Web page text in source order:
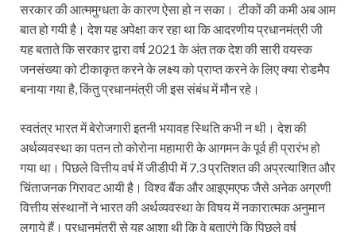
सरकार की आत्ममुग्धता के कारण ऐसा हो न सका। टीकों की कमी अब आम
बात हो गयी है। देश यह अपेक्षा कर रहा था कि आदरणीय प्रधानमंत्री जी
यह बताते कि सरकार द्वारा वर्ष 2021 के अंत तक देश की सारी वयस्क
जनसंख्या को टीकाकृत करने के लक्ष्य को प्राप्त करने के लिए क्या रोडमैप
बनाया गया है, किंतु प्रधानमंत्री जी इस संबंध में मौन रहे।
स्वतंत्र भारत में बेरोजगारी इतनी भयावह स्थिति कभी न थी। देश की
अर्थव्यवस्था का पतन तो कोरोना महामारी के आगमन के पूर्व ही प्रारंभ हो
गया था। पिछले वित्तीय वर्ष में जीडीपी में 7.3 प्रतिशत की अप्रत्याशित और
चिंताजनक गिरावट आयी है। विश्व बैंक और आइएमएफ जैसे अनेक अग्रणी
वित्तीय संस्थानों ने भारत की अर्थव्यवस्था के विषय में नकारात्मक अनुमान
लगाये हैं। प्रधानमंत्री से यह आशा थी कि वे बताएंगे कि पिछले वर्ष